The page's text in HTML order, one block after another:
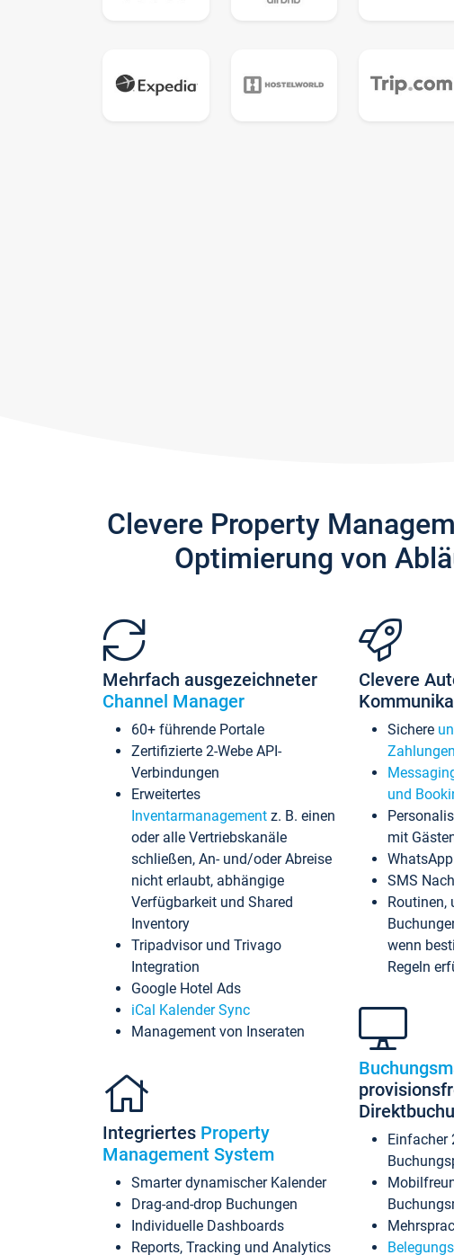
Clevere Property
Optimierung von
Mehrfach ausgezeichneter
Channel Manager
60+ führende Portale
Zertifizierte 2-Webe API-
Verbindungen
Erweitertes
Inventarmanagement z. B. einen
oder alle Vertriebskanäle
schließen, An- und/oder Abreise
nicht erlaubt, abhängige
Verfügbarkeit und Shared
Inventory
Tripadvisor und Trivago
Integration
Google Hotel Ads
iCal Kalender Sync
Management von Inseraten
Integriertes Property
Management System
Smarter dynamischer Kalender
Drag-and-drop Buchungen
Individuelle Dashboards
Reports, Tracking und Analytics
Clevere
Sichere
und
mit
SMS
Routinen,
wenn
Regeln
Einfacher